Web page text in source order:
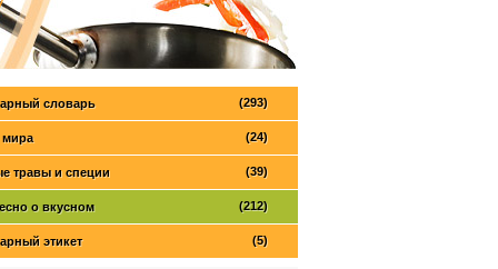
(293)
словарь
(24)
мира
(39)
травы и специи
(212)
о вкусном
(5)
этикет